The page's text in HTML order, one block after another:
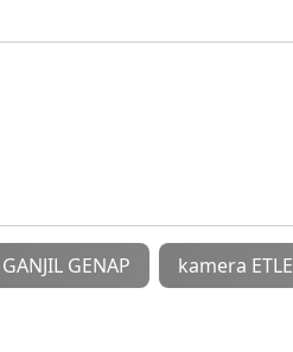
GANJIL GENAP kamera ETLE